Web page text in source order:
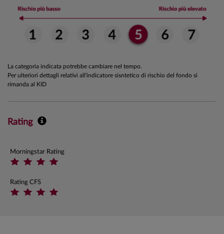
La categoria indicata potrebbe cambiare nel tempo.
Per ulteriori dettagli relativi all'indicatore sisntetico di rischio del fondo si
rimanda al KID
Rating
Morningstar Rating
Rating CFS